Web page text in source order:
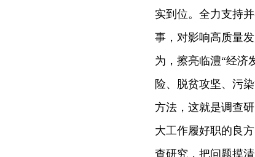
实到位。全力支持
事，对影响高质量
为，擦亮临澧“经济
险、脱贫攻坚、污
方法，这就是调查
大工作履好职的良
查研究，把问题摸